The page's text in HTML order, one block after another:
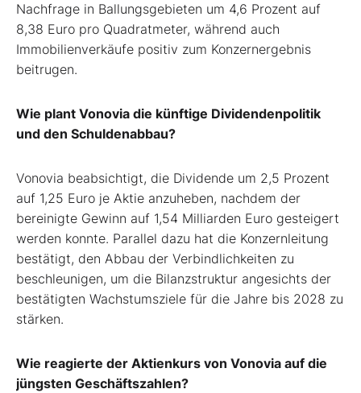
Nachfrage in Ballungsgebieten um 4,6 Prozent auf
8,38 Euro pro Quadratmeter, während auch
Immobilienverkäufe positiv zum Konzernergebnis
beitrugen.
Wie plant Vonovia die künftige Dividendenpolitik
und den Schuldenabbau?
Vonovia beabsichtigt, die Dividende um 2,5 Prozent
auf 1,25 Euro je Aktie anzuheben, nachdem der
bereinigte Gewinn auf 1,54 Milliarden Euro gesteigert
werden konnte. Parallel dazu hat die Konzernleitung
bestätigt, den Abbau der Verbindlichkeiten zu
beschleunigen, um die Bilanzstruktur angesichts der
bestätigten Wachstumsziele für die Jahre bis 2028 zu
stärken.
Wie reagierte der Aktienkurs von Vonovia auf die
jüngsten Geschäftszahlen?